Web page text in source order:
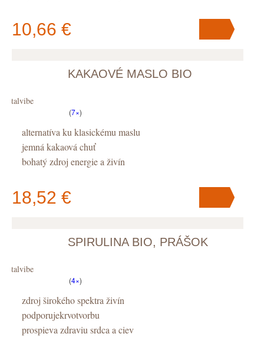
10,66 €
V košíku máteks
KAKAOVÉ MASLO BIO
Vitalvibe
(7×)
alternatíva ku klasickému maslu
jemná kakaová chuť
bohatý zdroj energie a živín
18,52 €
V košíku máteks.
SPIRULINA BIO, PRÁŠOK
Vitalvibe
(4×)
zdroj širokého spektra živín
podporujekrvotvorbu
prospieva zdraviu srdca a ciev